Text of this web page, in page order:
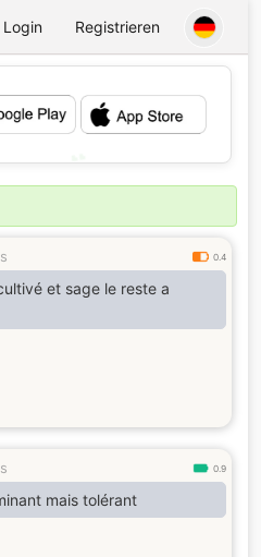
Login Registrieren
0.4
et sage le reste a
0.9
mais tolérant